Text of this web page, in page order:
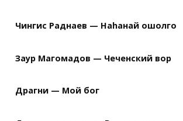
Чингис Раднаев — Наhанай ошолго
Заур Магомадов — Чеченский вор
Драгни — Мой бог